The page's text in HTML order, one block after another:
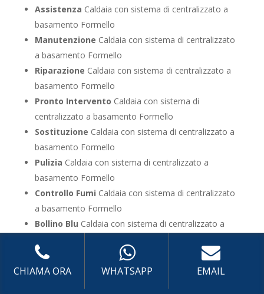
Assistenza Caldaia con sistema di centralizzato a
basamento Formello
Manutenzione Caldaia con sistema di centralizzato
a basamento Formello
Riparazione Caldaia con sistema di centralizzato a
basamento Formello
Pronto Intervento Caldaia con sistema di
centralizzato a basamento Formello
Sostituzione Caldaia con sistema di centralizzato a
basamento Formello
Pulizia Caldaia con sistema di centralizzato a
basamento Formello
Controllo Fumi Caldaia con sistema di centralizzato
a basamento Formello
Bollino Blu Caldaia con sistema di centralizzato a
Vendita
Caldaia con sistema di centralizzato a
basamento Formello
CHIAMA ORA WHATSAPP EMAIL